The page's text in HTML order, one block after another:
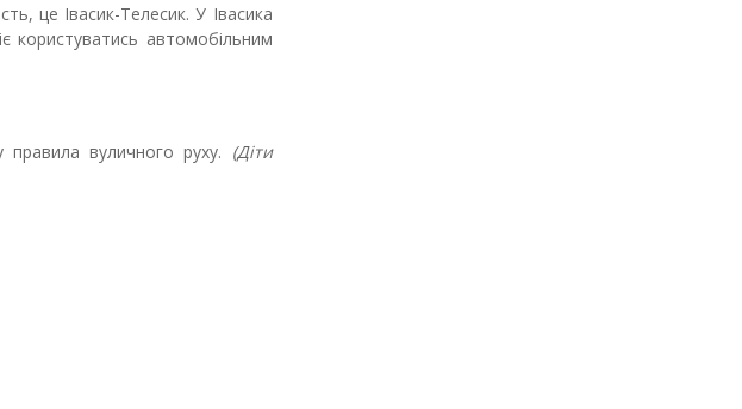
це Івасик-Телесик. У Івасика
користуватись автомобільним
вуличного руху. (Діти